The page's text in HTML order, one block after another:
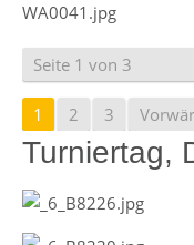
Seite 1 von 3
1 2 3
Turniertag,